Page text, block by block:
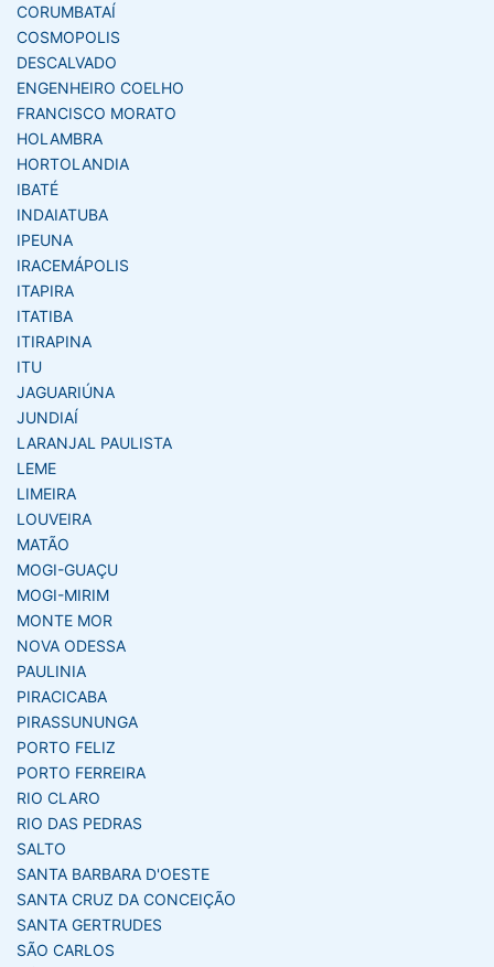
CORUMBATAÍ
COSMOPOLIS
DESCALVADO
ENGENHEIRO COELHO
FRANCISCO MORATO
HOLAMBRA
HORTOLANDIA
IBATÉ
INDAIATUBA
IPEUNA
IRACEMÁPOLIS
ITAPIRA
ITATIBA
ITIRAPINA
ITU
JAGUARIÚNA
JUNDIAÍ
LARANJAL PAULISTA
LEME
LIMEIRA
LOUVEIRA
MATÃO
MOGI-GUAÇU
MOGI-MIRIM
MONTE MOR
NOVA ODESSA
PAULINIA
PIRACICABA
PIRASSUNUNGA
PORTO FELIZ
PORTO FERREIRA
RIO CLARO
RIO DAS PEDRAS
SALTO
SANTA BARBARA D'OESTE
SANTA CRUZ DA CONCEIÇÃO
SANTA GERTRUDES
SÃO CARLOS